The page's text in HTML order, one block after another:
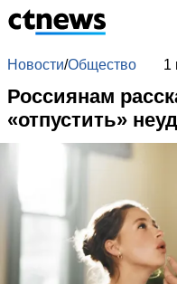
Новости/Общество 1
Россиянам
«отпустить»